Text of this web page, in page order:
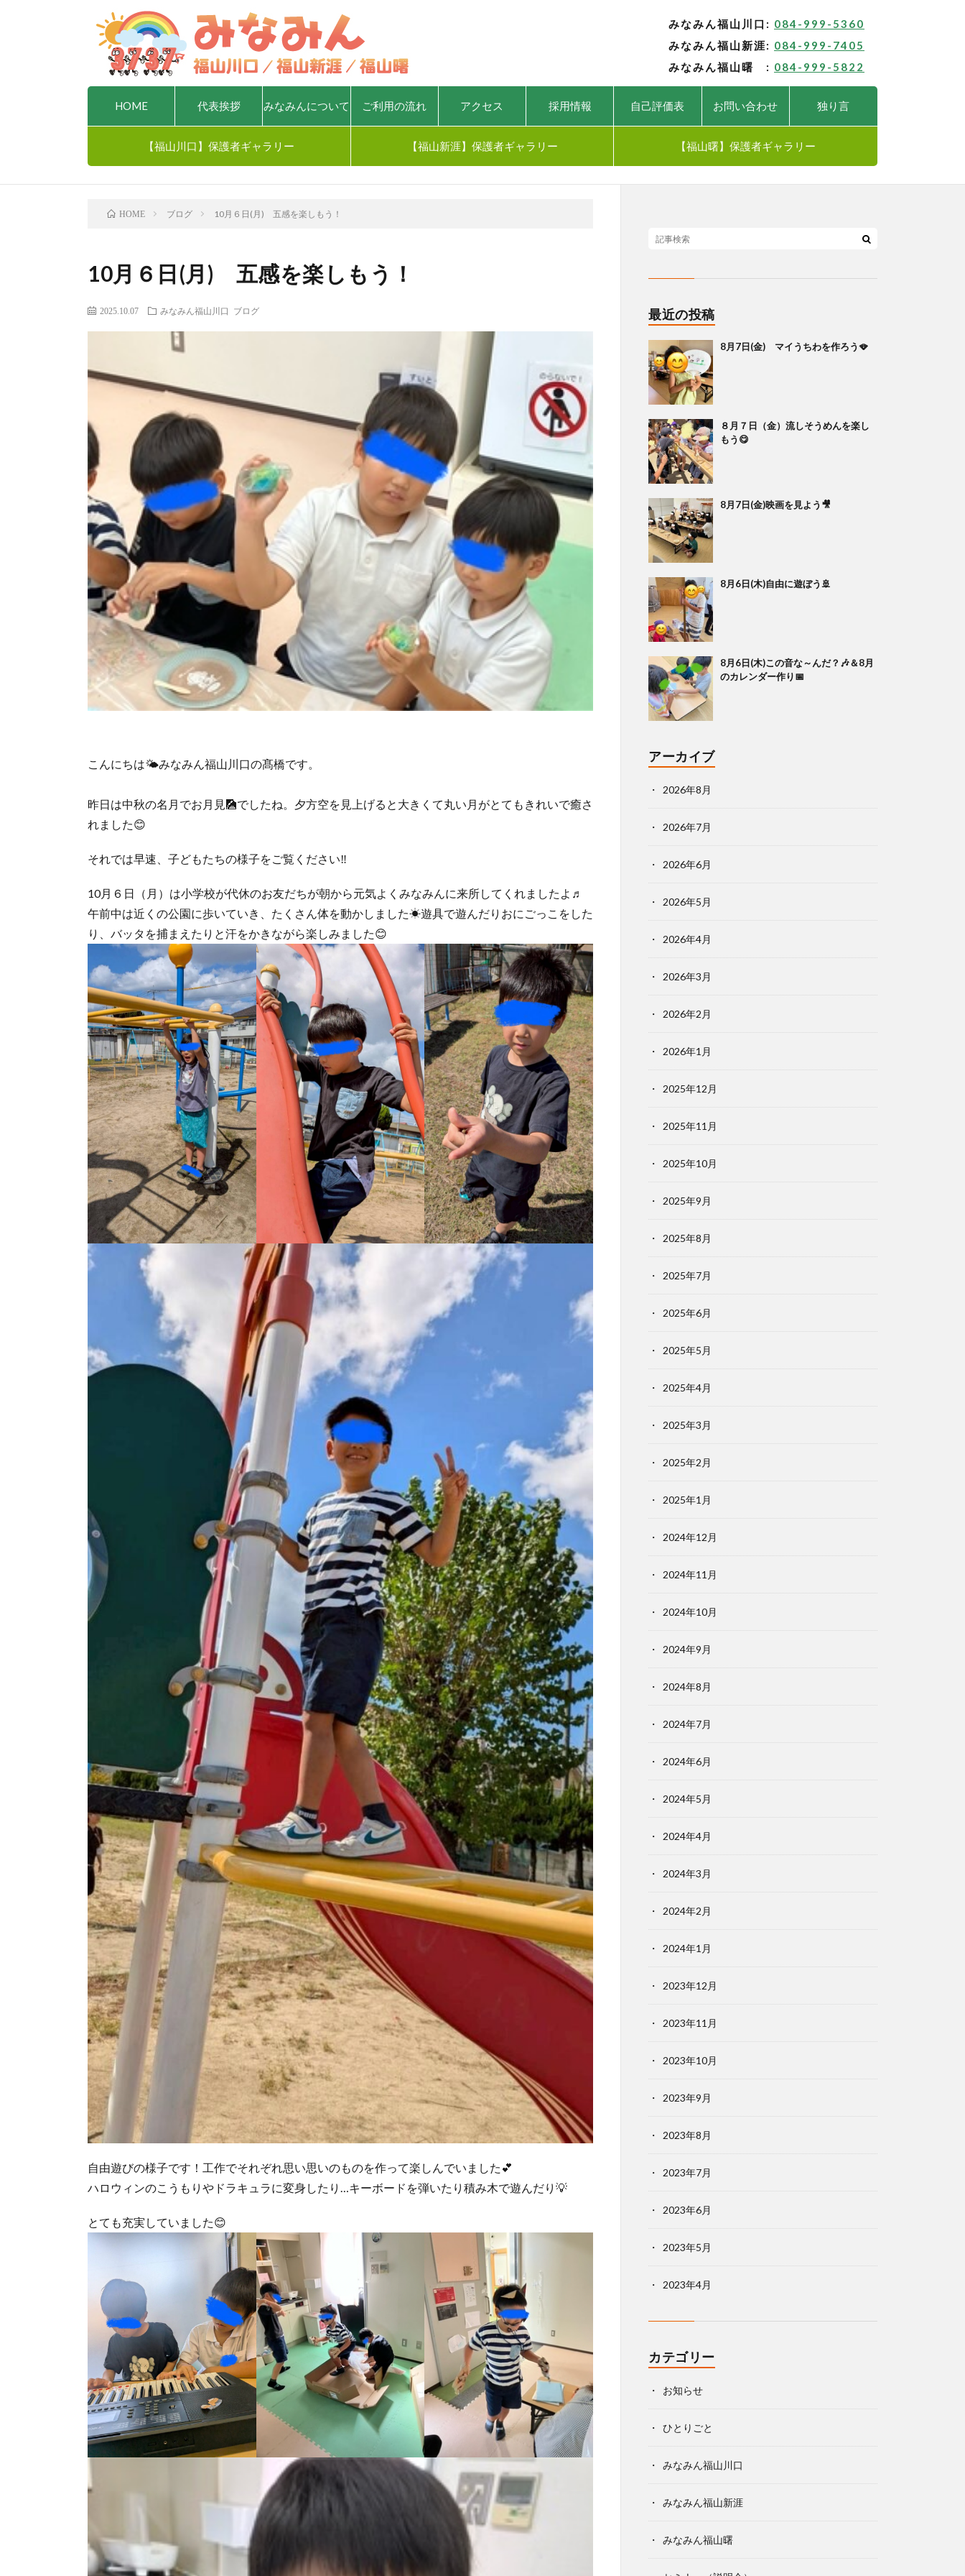
みなみん福山川口: 084-999-5360
みなみん福山新涯: 084-999-7405
みなみん福山曙 : 084-999-5822
HOME 代表挨拶 みなみんについて ご利用の流れ アクセス 採用情報 自己評価表 お問い合わせ 独り言
【福山川口】保護者ギャラリー 【福山新涯】保護者ギャラリー 【福山曙】保護者ギャラリー
HOME ブログ 10月６日(月) 五感を楽しもう！
10月６日(月) 五感を楽しもう！
2025.10.07 みなみん福山川口 ブログ
こんにちは🌤みなみん福山川口の髙橋です。
昨日は中秋の名月でお月見🎑でしたね。夕方空を見上げると大きくて丸い月がとてもきれいで癒さ
れました😊
それでは早速、子どもたちの様子をご覧ください‼
10月６日（月）は小学校が代休のお友だちが朝から元気よくみなみんに来所してくれましたよ♬
午前中は近くの公園に歩いていき、たくさん体を動かしました☀遊具で遊んだりおにごっこをした
り、バッタを捕まえたりと汗をかきながら楽しみました😊
自由遊びの様子です！工作でそれぞれ思い思いのものを作って楽しんでいました💕
ハロウィンのこうもりやドラキュラに変身したり…キーボードを弾いたり積み木で遊んだり💡
とても充実していました😊
最近の投稿
8月7日(金) マイうちわを作ろう🪭
８月７日（金）流しそうめんを楽し
もう😋
8月7日(金)映画を見よう🎥
8月6日(木)自由に遊ぼう🚢
8月6日(木)この音な～んだ？🎶＆8月
のカレンダー作り📅
アーカイブ
2026年8月
2026年7月
2026年6月
2026年5月
2026年4月
2026年3月
2026年2月
2026年1月
2025年12月
2025年11月
2025年10月
2025年9月
2025年8月
2025年7月
2025年6月
2025年5月
2025年4月
2025年3月
2025年2月
2025年1月
2024年12月
2024年11月
2024年10月
2024年9月
2024年8月
2024年7月
2024年6月
2024年5月
2024年4月
2024年3月
2024年2月
2024年1月
2023年12月
2023年11月
2023年10月
2023年9月
2023年8月
2023年7月
2023年6月
2023年5月
2023年4月
カテゴリー
お知らせ
ひとりごと
みなみん福山川口
みなみん福山新涯
みなみん福山曙